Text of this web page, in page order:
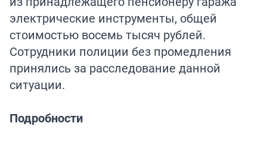
электрические инструменты, общей
стоимостью восемь тысяч рублей.
Сотрудники полиции без промедления
принялись за расследование данной
ситуации.
Подробности